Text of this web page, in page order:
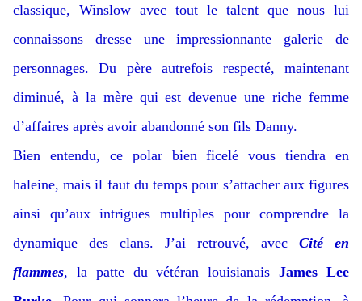
classique, Winslow avec tout le talent que nous lui
connaissons dresse une impressionnante galerie de
personnages. Du père autrefois respecté, maintenant
diminué, à la mère qui est devenue une riche femme
d’affaires après avoir abandonné son fils Danny.
Bien entendu, ce polar bien ficelé vous tiendra en
haleine, mais il faut du temps pour s’attacher aux figures
ainsi qu’aux intrigues multiples pour comprendre la
dynamique des clans. J’ai retrouvé, avec Cité en
flammes, la patte du vétéran louisianaisJames Lee